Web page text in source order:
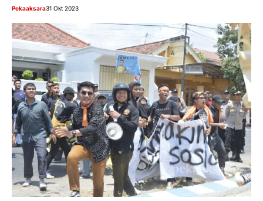
Pekaaksara31 Okt 2023